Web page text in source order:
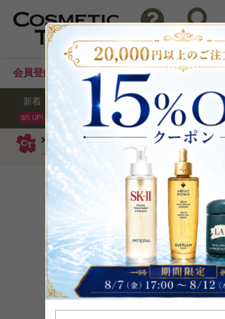
マルティナ スクラブ・ピーリング
イス&デコルテ100ml
問い合わせ 検索
会員登録後のお買い物でポイントプレゼント！
新着
8/5 UP!
セール ランキング ブ
優しく老廃物を一
14%
OFF